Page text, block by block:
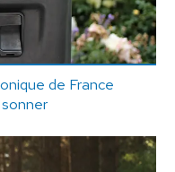
de France